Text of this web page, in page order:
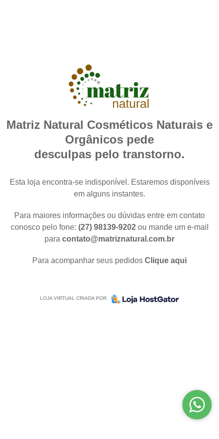
Matriz Natural Cosméticos Naturais e
Orgânicos pede
desculpas pelo transtorno.
Esta loja encontra-se indisponível. Estaremos disponíveis
em alguns instantes.
Para maiores informações ou dúvidas entre em contato
conosco pelo fone: (27) 98139-9202ou mande um e-mail
para contato@matriznatural.com.br
Para acompanhar seus pedidos Clique aqui
LOJA VIRTUAL CRIADA POR